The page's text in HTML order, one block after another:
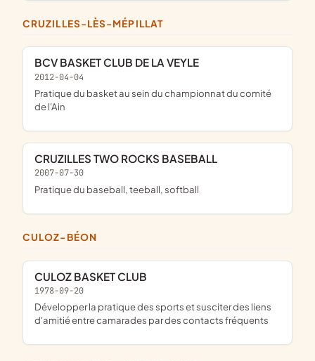
CRUZILLES-LÈS-MÉPILLAT
BCV BASKET CLUB DE LA VEYLE
2012-04-04
pratique du basket au sein du championnat du comité
de l'Ain
CRUZILLES TWO ROCKS BASEBALL
2007-07-30
pratique du baseball, teeball, softball
CULOZ-BÉON
CULOZ BASKET CLUB
1978-09-20
développer la pratique des sports et susciter des liens
d'amitié entre camarades par des contacts fréquents